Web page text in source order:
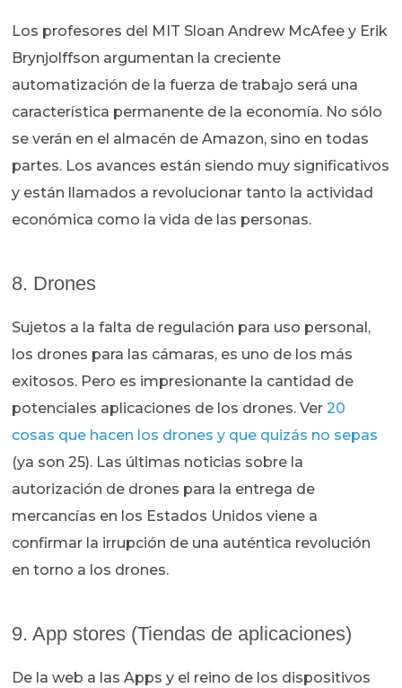
Los profesores del MIT Sloan Andrew McAfee y Erik
Brynjolffson argumentan la creciente
automatización de la fuerza de trabajo será una
característica permanente de la economía. No sólo
se verán en el almacén de Amazon, sino en todas
partes. Los avances están siendo muy significativos
y están llamados a revolucionar tanto la actividad
económica como la vida de las personas.
8. Drones
Sujetos a la falta de regulación para uso personal,
los drones para las cámaras, es uno de los más
exitosos. Pero es impresionante la cantidad de
potenciales aplicaciones de los drones. Ver20
cosas que hacen los drones y que quizás no sepas
(ya son 25). Las últimas noticias sobre la
autorización de drones para la entrega de
mercancías en los Estados Unidos viene a
confirmar la irrupción de una auténtica revolución
en torno a los drones.
9. App stores (Tiendas de aplicaciones)
De la web a las Apps y el reino de los dispositivos